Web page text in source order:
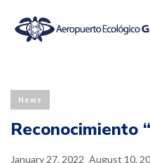
IN:
News
Reconocimiento
on:
January 27, 2022
updated:
August 10,